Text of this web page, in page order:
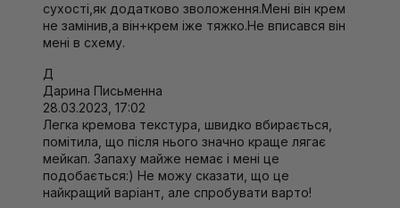
сухості,як додатково зволоження.Мені він крем
не замінив,а він+крем іже тяжко.Не вписався він
мені в схему.
Д
Дарина Письменна
28.03.2023, 17:02
Легка кремова текстура, швидко вбирається,
помітила, що після нього значно краще лягає
мейкап. Запаху майже немає і мені це
подобається:) Не можу сказати, що це
найкращий варіант, але спробувати варто!